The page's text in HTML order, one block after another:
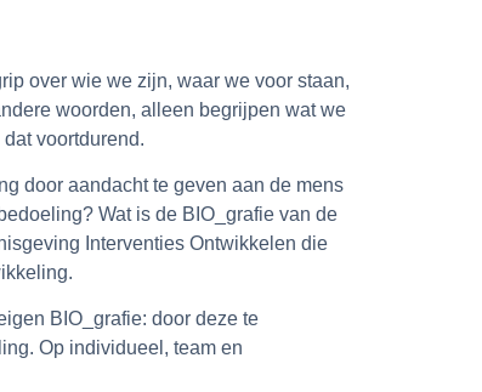
over wie we zijn, waar we voor staan,
woorden, alleen begrijpen wat we
voortdurend.
door aandacht te geven aan de mens
Wat is de BIO_grafie van de
Interventies Ontwikkelen die
BIO_grafie: door deze te
Op individueel, team en